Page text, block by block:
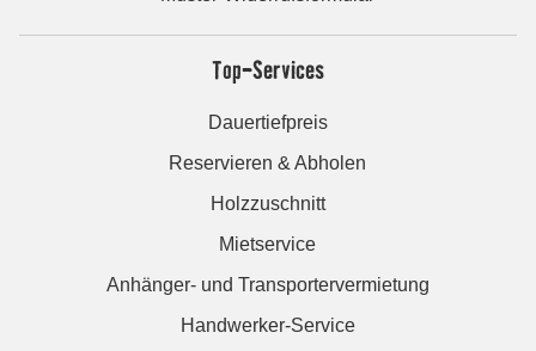
Top-Services
Dauertiefpreis
Reservieren & Abholen
Holzzuschnitt
Mietservice
Anhänger- und Transportervermietung
Handwerker-Service